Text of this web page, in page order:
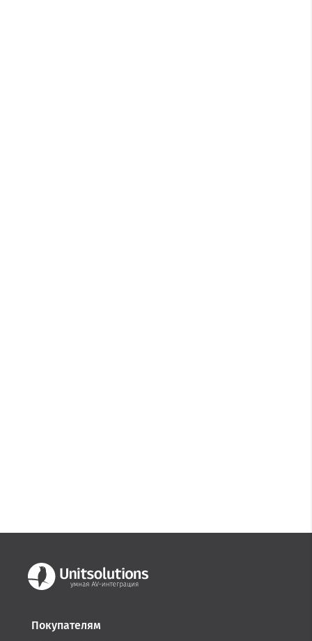
Покупателям